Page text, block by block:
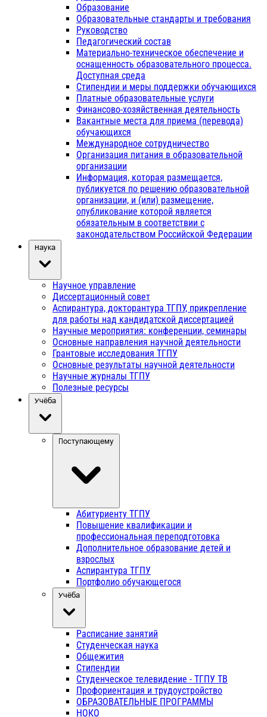
Образование
Образовательные стандарты и требования
Руководство
Педагогический состав
Материально-техническое обеспечение и
оснащенность образовательного процесса.
Доступная среда
Стипендии и меры поддержки обучающихся
Платные образовательные услуги
Финансово-хозяйственная деятельность
Вакантные места для приема (перевода)
обучающихся
Международное сотрудничество
Организация питания в образовательной
организации
Информация, которая размещается,
публикуется по решению образовательной
организации, и (или) размещение,
опубликование которой является
обязательным в соответствии с
законодательством Российской Федерации
Наука
Научное управление
Диссертационный совет
Аспирантура, докторантура ТГПУ, прикрепление
для работы над кандидатской диссертацией
Научные мероприятия: конференции, семинары
Основные направления научной деятельности
Грантовые исследования ТГПУ
Основные результаты научной деятельности
Научные журналы ТГПУ
Полезные ресурсы
Учёба
Поступающему
Абитуриенту ТГПУ
Повышение квалификации и
профессиональная переподготовка
Дополнительное образование детей и
взрослых
Аспирантура ТГПУ
Портфолио обучающегося
Учёба
Расписание занятий
Студенческая наука
Общежития
Стипендии
Студенческое телевидение - ТГПУ ТВ
Профориентация и трудоустройство
ОБРАЗОВАТЕЛЬНЫЕ ПРОГРАММЫ
НОКО